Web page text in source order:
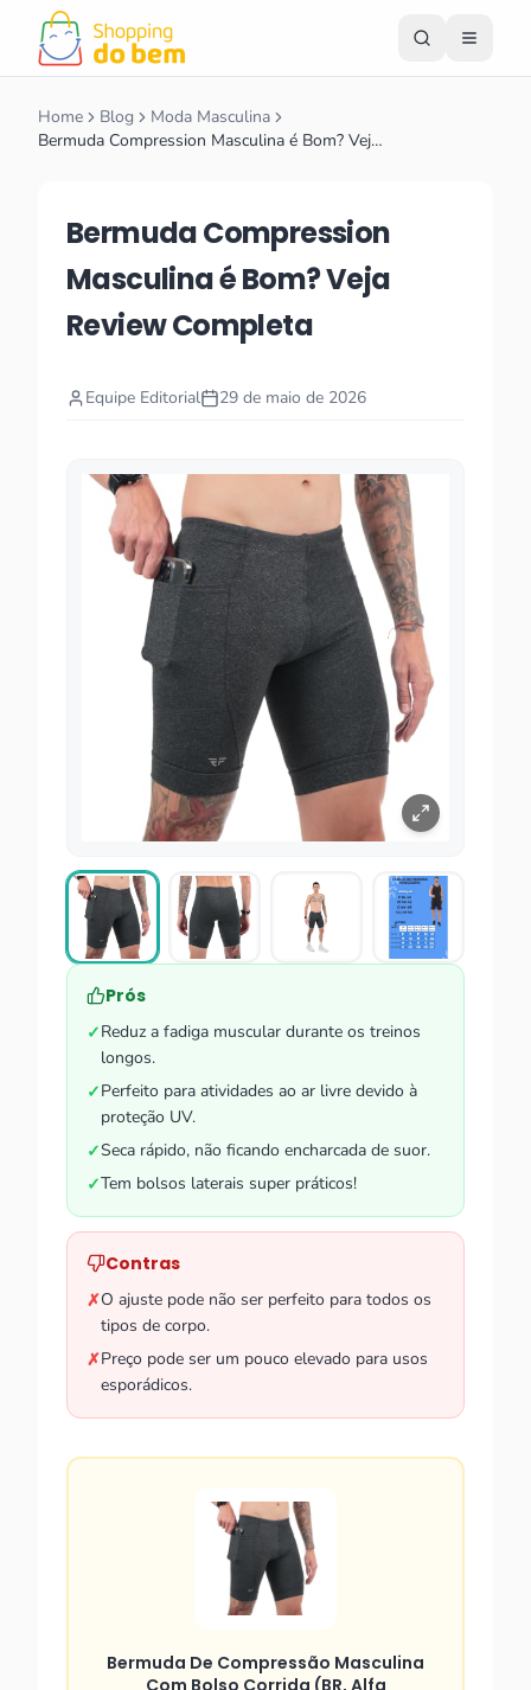
Home Blog
Moda Masculina
Bermuda Compression Masculina é Bom? Vej…
Bermuda Compression
Masculina é Bom? Veja
Review Completa
Equipe Editorial 29 de maio de 2026
Prós
✓Reduz a fadiga muscular durante os treinos
longos.
✓Perfeito para atividades ao ar livre devido à
proteção UV.
✓Seca rápido, não ficando encharcada de suor.
✓Tem bolsos laterais super práticos!
Contras
✗O ajuste pode não ser perfeito para todos os
tipos de corpo.
✗Preço pode ser um pouco elevado para usos
esporádicos.
Bermuda De Compressão Masculina
Com Bolso Corrida (BR, Alfa